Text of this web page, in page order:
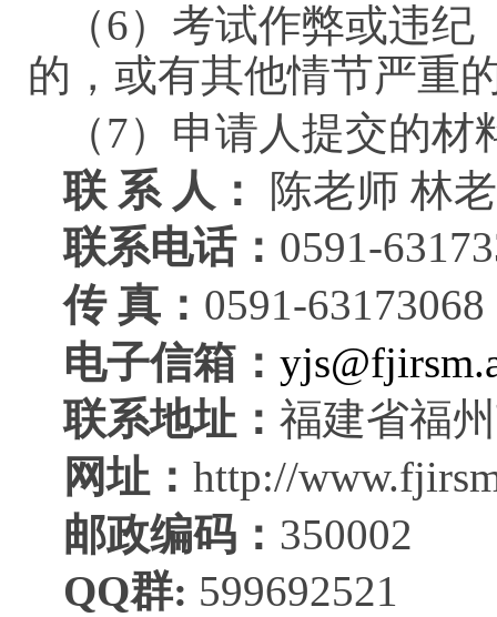
（6）考试作弊或违纪
的，或有其他情节严重
（7）申请人提交的
联 系 人：
陈老师 林
联系电话： 0591-
传真： 0591-
电子信箱：
联系地址：福建省福
网址：http://
邮政编码： 350002
QQ群: 599692521